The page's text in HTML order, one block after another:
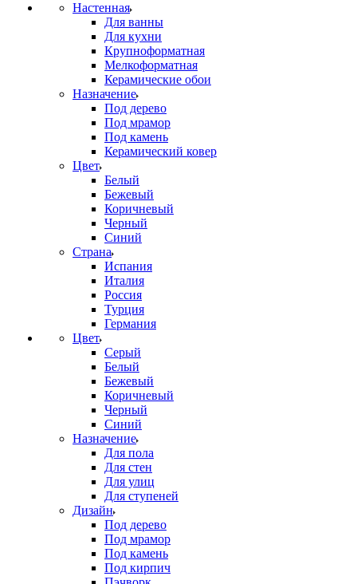
Настенная
Для ванны
Для кухни
Крупноформатная
Мелкоформатная
Керамические обои
Назначение
Под дерево
Под мрамор
Под камень
Керамический ковер
Цвет
Белый
Бежевый
Коричневый
Черный
Синий
Страна
Испания
Италия
Россия
Турция
Германия
Цвет
Серый
Белый
Бежевый
Коричневый
Черный
Синий
Назначение
Для пола
Для стен
Для улиц
Для ступеней
Дизайн
Под дерево
Под мрамор
Под камень
Под кирпич